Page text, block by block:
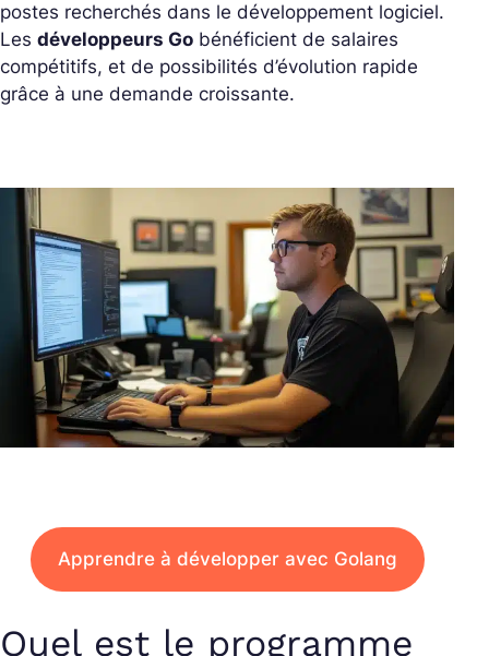
postes recherchés dans le développement logiciel.
Les développeurs Go bénéficient de salaires
compétitifs, et de possibilités d’évolution rapide
grâce à une demande croissante.
Apprendre à développer avec Golang
Quel est le programme